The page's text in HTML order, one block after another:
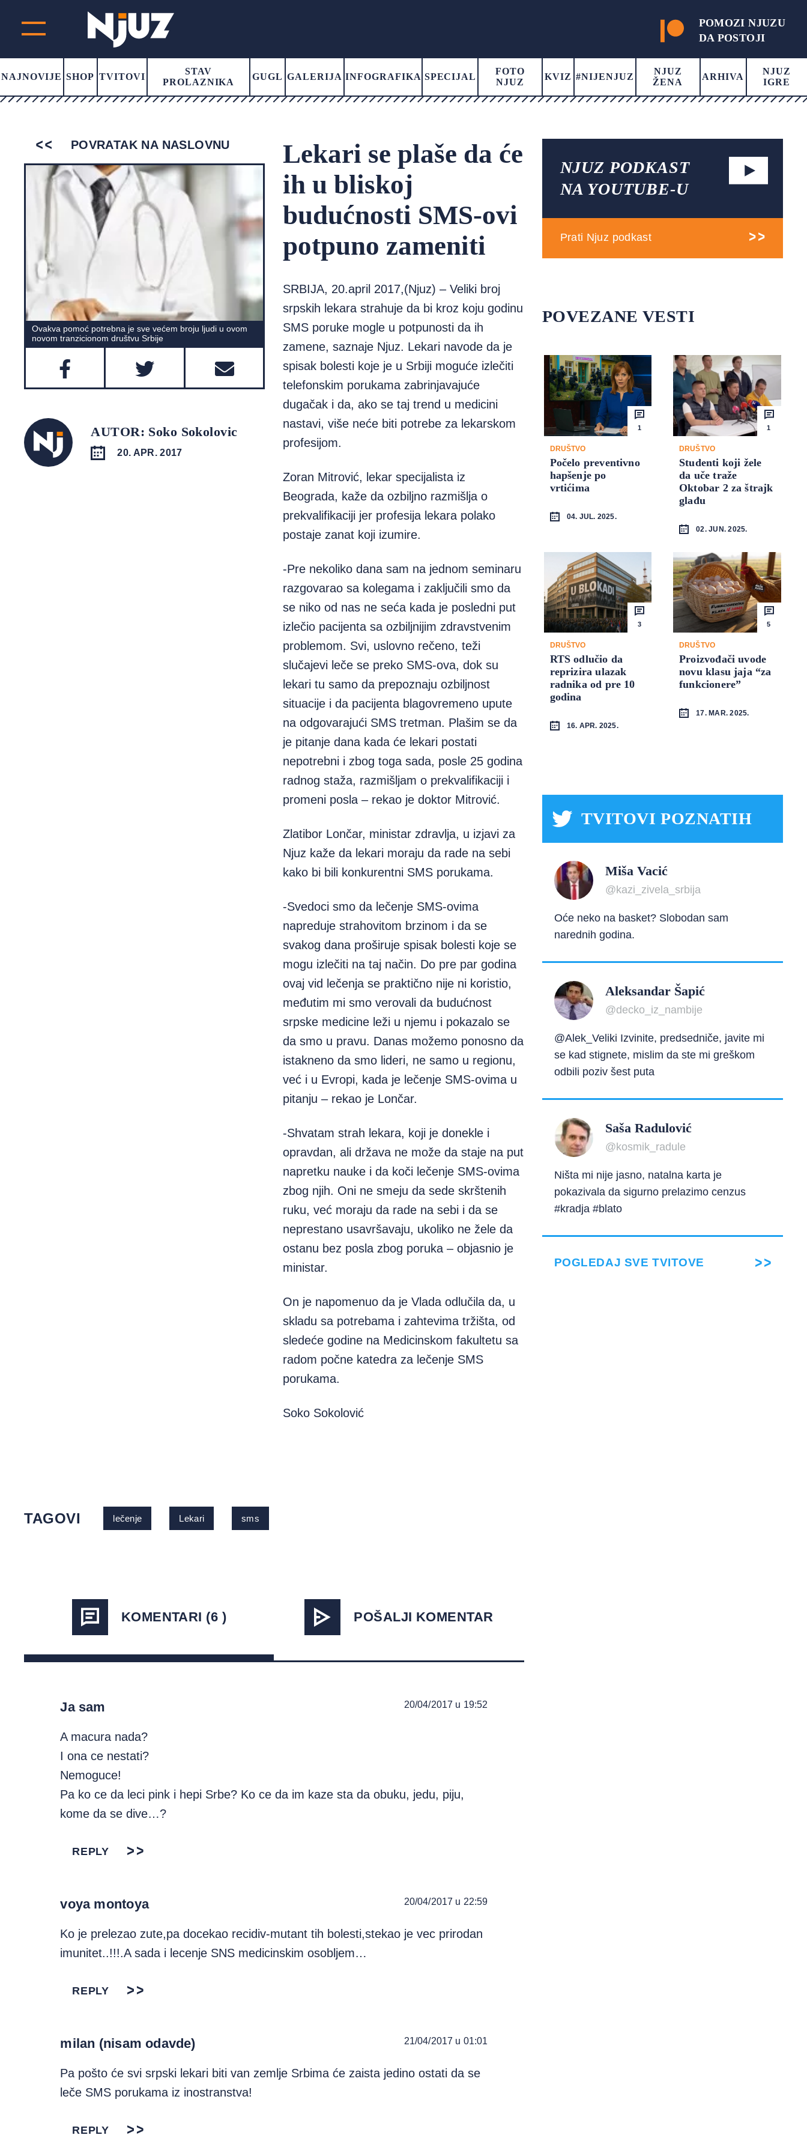
POMOZI NJUZU
DA POSTOJI
NAJNOVIJE SHOP TVITOVI
STAV
PROLAZNIKA
GUGL GALERIJA INFOGRAFIKA SPECIJAL
FOTO
NJUZ
KVIZ #NIJENJUZ
NJUZ
ŽENA
ARHIVA
NJUZ
IGRE
POVRATAK NA NASLOVNU
Ovakva pomoć potrebna je sve većem broju ljudi u ovom
novom tranzicionom društvu Srbije
AUTOR: Soko Sokolovic
20. APR. 2017
Lekari se plaše da će
ih u bliskoj
budućnosti SMS-ovi
potpuno zameniti
SRBIJA, 20.april 2017,(Njuz) – Veliki broj
srpskih lekara strahuje da bi kroz koju godinu
SMS poruke mogle u potpunosti da ih
zamene, saznaje Njuz. Lekari navode da je
spisak bolesti koje je u Srbiji moguće izlečiti
telefonskim porukama zabrinjavajuće
dugačak i da, ako se taj trend u medicini
nastavi, više neće biti potrebe za lekarskom
profesijom.
Zoran Mitrović, lekar specijalista iz
Beograda, kaže da ozbiljno razmišlja o
prekvalifikaciji jer profesija lekara polako
postaje zanat koji izumire.
-Pre nekoliko dana sam na jednom seminaru
razgovarao sa kolegama i zaključili smo da
se niko od nas ne seća kada je posledni put
izlečio pacijenta sa ozbiljnijim zdravstvenim
problemom. Svi, uslovno rečeno, teži
slučajevi leče se preko SMS-ova, dok su
lekari tu samo da prepoznaju ozbiljnost
situacije i da pacijenta blagovremeno upute
na odgovarajući SMS tretman. Plašim se da
je pitanje dana kada će lekari postati
nepotrebni i zbog toga sada, posle 25 godina
radnog staža, razmišljam o prekvalifikaciji i
promeni posla – rekao je doktor Mitrović.
Zlatibor Lončar, ministar zdravlja, u izjavi za
Njuz kaže da lekari moraju da rade na sebi
kako bi bili konkurentni SMS porukama.
-Svedoci smo da lečenje SMS-ovima
napreduje strahovitom brzinom i da se
svakog dana proširuje spisak bolesti koje se
mogu izlečiti na taj način. Do pre par godina
ovaj vid lečenja se praktično nije ni koristio,
međutim mi smo verovali da budućnost
srpske medicine leži u njemu i pokazalo se
da smo u pravu. Danas možemo ponosno da
istakneno da smo lideri, ne samo u regionu,
već i u Evropi, kada je lečenje SMS-ovima u
pitanju – rekao je Lončar.
-Shvatam strah lekara, koji je donekle i
opravdan, ali država ne može da staje na put
napretku nauke i da koči lečenje SMS-ovima
zbog njih. Oni ne smeju da sede skrštenih
ruku, već moraju da rade na sebi i da se
neprestano usavršavaju, ukoliko ne žele da
ostanu bez posla zbog poruka – objasnio je
ministar.
On je napomenuo da je Vlada odlučila da, u
skladu sa potrebama i zahtevima tržišta, od
sledeće godine na Medicinskom fakultetu sa
radom počne katedra za lečenje SMS
porukama.
Soko Sokolović
TAGOVI lečenje Lekari sms
KOMENTARI (6 ) POŠALJI KOMENTAR
Ja sam 20/04/2017 u 19:52
A macura nada?
I ona ce nestati?
Nemoguce!
Pa ko ce da leci pink i hepi Srbe? Ko ce da im kaze sta da obuku, jedu, piju,
kome da se dive…?
REPLY
voya montoya 20/04/2017 u 22:59
Ko je prelezao zute,pa docekao recidiv-mutant tih bolesti,stekao je vec prirodan
imunitet..!!!.A sada i lecenje SNS medicinskim osobljem…
REPLY
milan (nisam odavde) 21/04/2017 u 01:01
Pa pošto će svi srpski lekari biti van zemlje Srbima će zaista jedino ostati da se
leče SMS porukama iz inostranstva!
REPLY
NJUZ PODKAST
NA YOUTUBE-U
Prati Njuz podkast
POVEZANE VESTI
1
DRUŠTVO
Počelo preventivno
hapšenje po
vrtićima
04. JUL. 2025.
1
DRUŠTVO
Studenti koji žele
da uče traže
Oktobar 2 za štrajk
glađu
02. JUN. 2025.
3
DRUŠTVO
RTS odlučio da
reprizira ulazak
radnika od pre 10
godina
16. APR. 2025.
5
DRUŠTVO
Proizvođači uvode
novu klasu jaja “za
funkcionere”
17. MAR. 2025.
TVITOVI POZNATIH
Miša Vacić
@kazi_zivela_srbija
Oće neko na basket? Slobodan sam
narednih godina.
Aleksandar Šapić
@decko_iz_nambije
@Alek_Veliki Izvinite, predsedniče, javite mi
se kad stignete, mislim da ste mi greškom
odbili poziv šest puta
Saša Radulović
@kosmik_radule
Ništa mi nije jasno, natalna karta je
pokazivala da sigurno prelazimo cenzus
#kradja #blato
POGLEDAJ SVE TVITOVE